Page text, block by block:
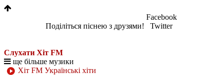
Поділіться піснею з друзями!
Facebook
Twitter
Слухати Хіт FM
ще більше музики
Хіт FM Українські хіти